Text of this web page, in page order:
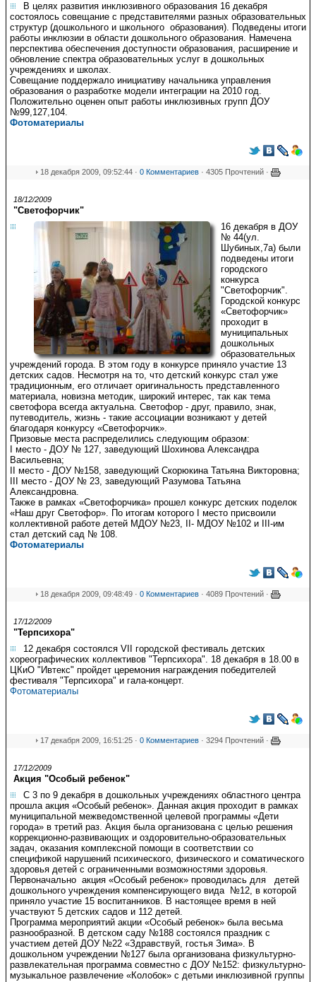
В целях развития инклюзивного образования 16 декабря
состоялось совещание с представителями разных образовательных
структур (дошкольного и школьного образования). Подведены итоги
работы инклюзии в области дошкольного образования. Намечена
перспектива обеспечения доступности образования, расширение и
обновление спектра образовательных услуг в дошкольных
учреждениях и школах.
Совещание поддержало инициативу начальника управления
образования о разработке модели интеграции на 2010 год.
Положительно оценен опыт работы инклюзивных групп ДОУ
№99,127,104.
Фотоматериалы
18 декабря 2009, 09:52:44 · 0 Комментариев · 4305 Прочтений ·
18/12/2009
"Светофорчик"
16 декабря в ДОУ
№ 44(ул.
Шубиных,7а) были
подведены итоги
городского
конкурса
"Светофорчик".
Городской конкурс
«Светофорчик»
проходит в
муниципальных
дошкольных
образовательных
учреждений города. В этом году в конкурсе приняло участие 13
детских садов. Несмотря на то, что детский конкурс стал уже
традиционным, его отличает оригинальность представленного
материала, новизна методик, широкий интерес, так как тема
светофора всегда актуальна. Светофор - друг, правило, знак,
путеводитель, жизнь - такие ассоциации возникают у детей
благодаря конкурсу «Светофорчик».
Призовые места распределились следующим образом:
I место - ДОУ № 127, заведующий Шохинова Александра
Васильевна;
II место - ДОУ №158, заведующий Скорюкина Татьяна Викторовна;
III место - ДОУ № 23, заведующий Разумова Татьяна
Александровна.
Также в рамках «Светофорчика» прошел конкурс детских поделок
«Наш друг Светофор». По итогам которого I место присвоили
коллективной работе детей МДОУ №23, II- МДОУ №102 и III-им
стал детский сад № 108.
Фотоматериалы
18 декабря 2009, 09:48:49 · 0 Комментариев · 4089 Прочтений ·
17/12/2009
"Терпсихора"
12 декабря состоялся VII городской фестиваль детских
хореографических коллективов "Терпсихора". 18 декабря в 18.00 в
ЦКиО "Ивтекс" пройдет церемония награждения победителей
фестиваля "Терпсихора" и гала-концерт.
Фотоматериалы
17 декабря 2009, 16:51:25 · 0 Комментариев · 3294 Прочтений ·
17/12/2009
Акция "Особый ребенок"
С 3 по 9 декабря в дошкольных учреждениях областного центра
прошла акция «Особый ребенок». Данная акция проходит в рамках
муниципальной межведомственной целевой программы «Дети
города» в третий раз. Акция была организована с целью решения
коррекционно-развивающих и оздоровительно-образовательных
задач, оказания комплексной помощи в соответствии со
спецификой нарушений психического, физического и соматического
здоровья детей с ограниченными возможностями здоровья.
Первоначально акция «Особый ребенок» проводилась для детей
дошкольного учреждения компенсирующего вида №12, в которой
приняло участие 15 воспитанников. В настоящее время в ней
участвуют 5 детских садов и 112 детей.
Программа мероприятий акции «Особый ребенок» была весьма
разнообразной. В детском саду №188 состоялся праздник с
участием детей ДОУ №22 «Здравствуй, гостья Зима». В
дошкольном учреждении №127 была организована физкультурно-
развлекательная программа совместно с ДОУ №152: физкультурно-
музыкальное развлечение «Колобок» с детьми инклюзивной группы